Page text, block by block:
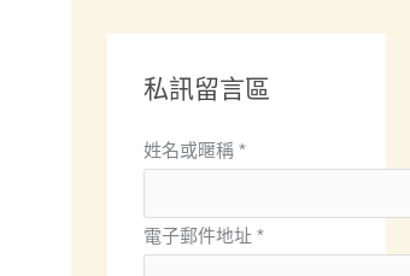
私訊留言區
姓名或暱稱*
電子郵件地址*